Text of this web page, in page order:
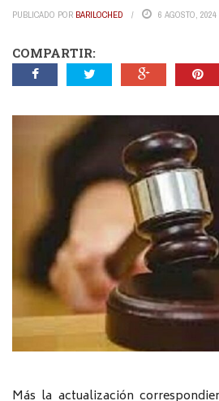
PUBLICADO POR BARILOCHED 6 AGOSTO, 2024
COMPARTIR:
Más la actualización